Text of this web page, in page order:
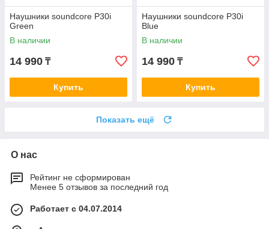
Наушники soundcore P30i
Green
В наличии
14 990 ₸
Купить
Наушники soundcore P30i
Blue
В наличии
14 990 ₸
Купить
Показать ещё
О нас
Рейтинг не сформирован
Менее 5 отзывов за последний год
Работает с 04.07.2014